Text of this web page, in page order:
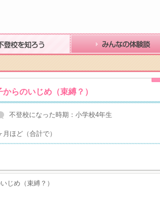
ろう みんなの体験談
らのいじめ（束縛？）
不登校になった時期：小学校4年生
ほど（合計で）
じめ（束縛？）